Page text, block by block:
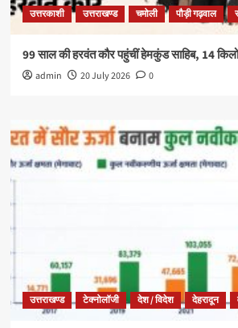
उत्तरकाशी उत्तराखण्ड चमोली पौड़ी गढ़वाल
99 साल की हरवंत कौर पहुंचीं हेमकुंड साहिब, 14
admin 20 July 2026 0
उत्तराखण्ड टेक्नोलॉजी देश / विदेश देहरादून